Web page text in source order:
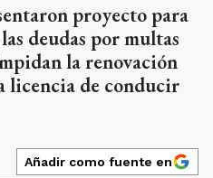
proyecto para
deudas por multas
la renovación
licencia de conducir
Añadir como fuente en